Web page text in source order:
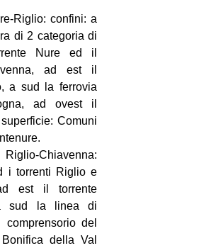
Riglio: confini: a
di 2 categoria di
Nure ed il
ad est il
a sud la ferrovia
ad ovest il
Comuni
Chiavenna:
i torrenti Riglio e
est il torrente
sud la linea di
del
della Val